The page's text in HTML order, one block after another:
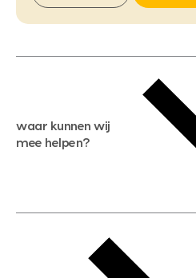
waar kunnen wij
mee helpen?
gratis zoekservice